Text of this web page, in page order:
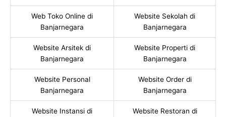
Web Toko Online di
Banjarnegara
Website Sekolah di
Banjarnegara
Website Arsitek di
Banjarnegara
Website Properti di
Banjarnegara
Website Personal
Banjarnegara
Website Order di
Banjarnegara
Website Instansi di
Website Restoran di